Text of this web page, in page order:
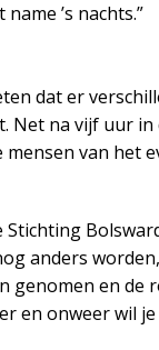
’s nachts.”
dat er
na vijf uur
van het
anders
genomen en de
en onweer wil